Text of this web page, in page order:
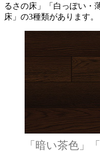
るさの床」「白っぽい・
床」の3種類があります。
「暗い茶色」